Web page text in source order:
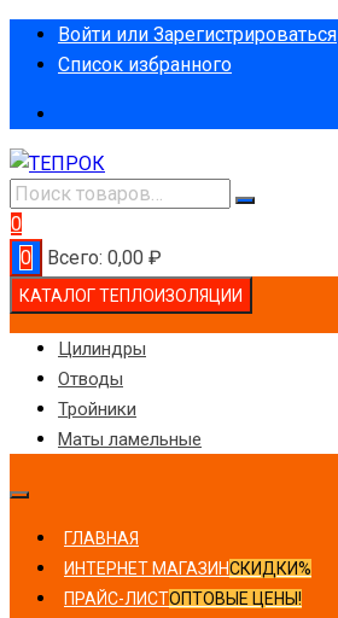
ПерейтиВойти или Зарегистрироваться
Список избранного
0
0
Всего: 0,00 ₽
КАТАЛОГ ТЕПЛОИЗОЛЯЦИИ
Цилиндры
Отводы
Тройники
Маты ламельные
ГЛАВНАЯ
ИНТЕРНЕТ МАГАЗИНСКИДКИ%
ПРАЙС-ЛИСТОПТОВЫЕ ЦЕНЫ!